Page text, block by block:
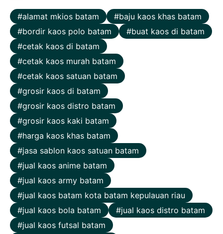
alamat mkios batam
baju kaos khas batam
bordir kaos polo batam
buat kaos di batam
cetak kaos di batam
cetak kaos murah batam
cetak kaos satuan batam
grosir kaos di batam
grosir kaos distro batam
grosir kaos kaki batam
harga kaos khas batam
jasa sablon kaos satuan batam
jual kaos anime batam
jual kaos army batam
jual kaos batam kota batam kepulauan riau
jual kaos bola batam
jual kaos distro batam
jual kaos futsal batam